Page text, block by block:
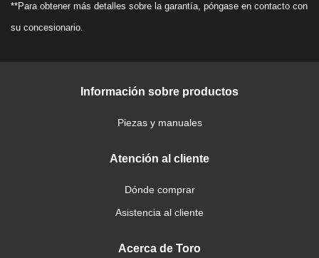
**Para obtener más detalles sobre la garantía, póngase en contacto con
su concesionario.
Información sobre productos
Piezas y manuales
Atención al cliente
Dónde comprar
Asistencia al cliente
Acerca de Toro